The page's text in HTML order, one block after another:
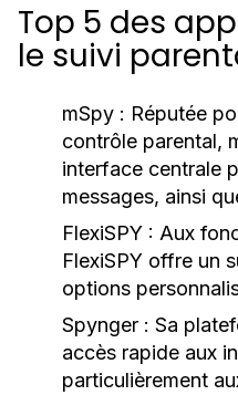
Top 5 des
le suivi
mSpy : Réputée
contrôle parental,
interface centrale
messages, ainsi
FlexiSPY : Aux
FlexiSPY offre un
options
Spynger : Sa
accès rapide aux
particulièrement